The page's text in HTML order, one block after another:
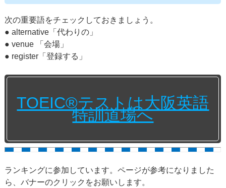
次の重要語をチェックしておきましょう。
● alternative「代わりの」
● venue 「会場」
● register「登録する」
TOEIC®テストは大阪英語
特訓道場へ
ランキングに参加しています。ページが参考になりました
ら、バナーのクリックをお願いします。